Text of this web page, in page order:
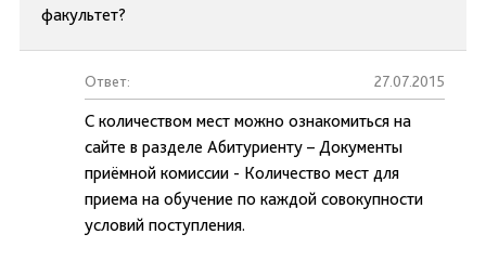
факультет?
Ответ: 27.07.2015
С количеством мест можно ознакомиться на
сайте в разделе Абитуриенту – Документы
приёмной комиссии - Количество мест для
приема на обучение по каждой совокупности
условий поступления.